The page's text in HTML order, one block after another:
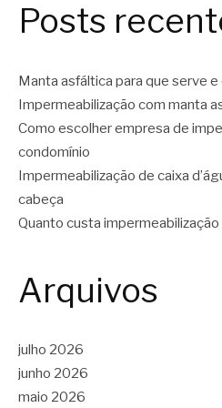
Posts
Manta asfáltica para que serve e
Impermeabilização com manta
Como escolher empresa de
condomínio
Impermeabilização de caixa
cabeça
Quanto custa impermeabilização
Arquivos
julho 2026
junho 2026
maio 2026